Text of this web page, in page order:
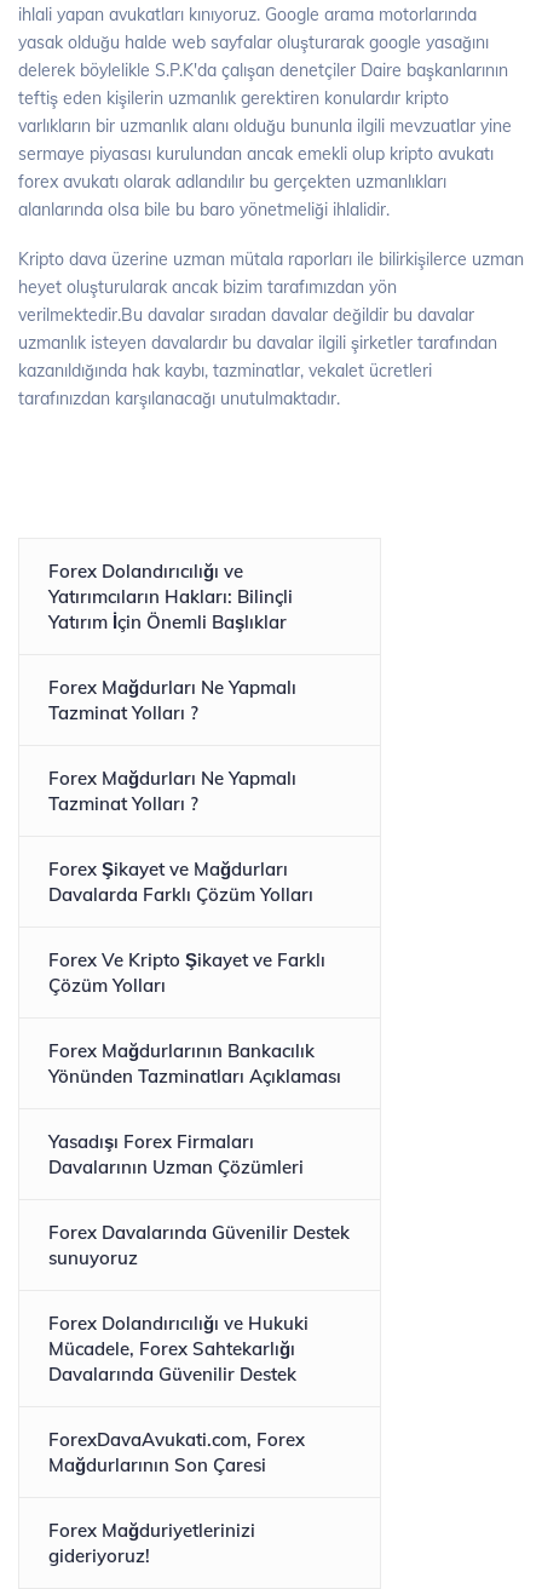
ihlali yapan avukatları kınıyoruz. Google arama motorlarında
yasak olduğu halde web sayfalar oluşturarak google yasağını
delerek böylelikle S.P.K'da çalışan denetçiler Daire başkanlarının
teftiş eden kişilerin uzmanlık gerektiren konulardır kripto
varlıkların bir uzmanlık alanı olduğu bununla ilgili mevzuatlar yine
sermaye piyasası kurulundan ancak emekli olup kripto avukatı
forex avukatı olarak adlandılır bu gerçekten uzmanlıkları
alanlarında olsa bile bu baro yönetmeliği ihlalidir.
Kripto dava üzerine uzman mütala raporları ile bilirkişilerce uzman
heyet oluşturularak ancak bizim tarafımızdan yön
verilmektedir.Bu davalar sıradan davalar değildir bu davalar
uzmanlık isteyen davalardır bu davalar ilgili şirketler tarafından
kazanıldığında hak kaybı, tazminatlar, vekalet ücretleri
tarafınızdan karşılanacağı unutulmaktadır.
Forex Dolandırıcılığı ve
Yatırımcıların Hakları: Bilinçli
Yatırım İçin Önemli Başlıklar
Forex Mağdurları Ne Yapmalı
Tazminat Yolları ?
Forex Mağdurları Ne Yapmalı
Tazminat Yolları ?
Forex Şikayet ve Mağdurları
Davalarda Farklı Çözüm Yolları
Forex Ve Kripto Şikayet ve Farklı
Çözüm Yolları
Forex Mağdurlarının Bankacılık
Yönünden Tazminatları Açıklaması
Yasadışı Forex Firmaları
Davalarının Uzman Çözümleri
Forex Davalarında Güvenilir Destek
sunuyoruz
Forex Dolandırıcılığı ve Hukuki
Mücadele, Forex Sahtekarlığı
Davalarında Güvenilir Destek
ForexDavaAvukati.com, Forex
Mağdurlarının Son Çaresi
Forex Mağduriyetlerinizi
gideriyoruz!